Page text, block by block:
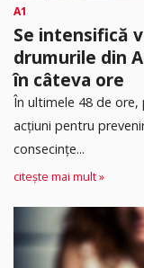
A1
Se intensifică
drumurile din
în câteva ore
În ultimele 48 de
acțiuni pentru
consecințe...
citește mai mult »